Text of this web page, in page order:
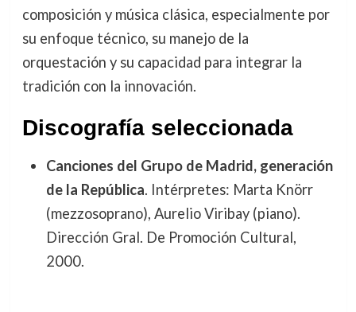
composición y música clásica, especialmente por
su enfoque técnico, su manejo de la
orquestación y su capacidad para integrar la
tradición con la innovación.
Discografía seleccionada
Canciones del Grupo de Madrid, generación
de la República. Intérpretes: Marta Knörr
(mezzosoprano), Aurelio Viribay (piano).
Dirección Gral. De Promoción Cultural,
2000.